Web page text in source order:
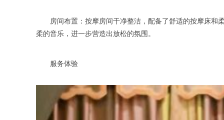
房间布置：按摩房间干净整洁，配备了舒适的按摩床和柔
柔的音乐，进一步营造出放松的氛围。
服务体验